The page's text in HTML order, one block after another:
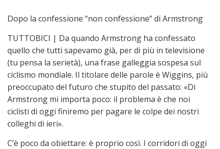
Dopo la confessione “non confessione” di Armstrong
TUTTOBICI | Da quando Armstrong ha confessato
quello che tutti sapevamo già, per di più in televisione
(tu pen­sa la serietà), una frase galleggia sospesa sul
ciclismo mondiale. Il titolare delle parole è Wiggins, più
preoccupato del futuro che stupito del passato: «Di
Armstrong mi importa po­co: il problema è che noi
ciclisti di oggi finiremo per pagare le col­pe dei nostri
colleghi di ieri».
C’è poco da obiettare: è proprio così. I corridori di oggi